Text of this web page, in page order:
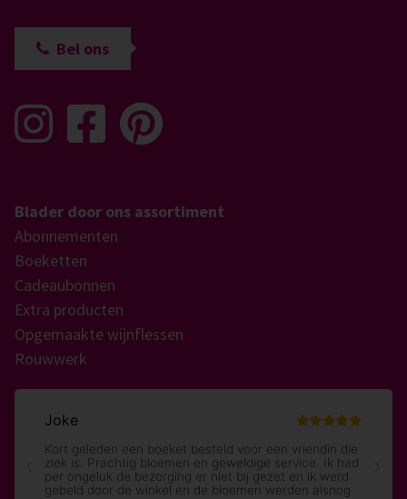
Bel ons
Blader door ons assortiment
Abonnementen
Boeketten
Cadeaubonnen
Extra producten
Opgemaakte wijnflessen
Rouwwerk